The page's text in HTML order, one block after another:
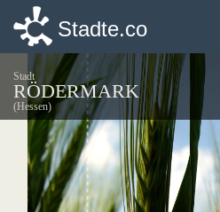
Stadte.co
Stadt
RÖDERMARK
(Hessen)
Stadte.co